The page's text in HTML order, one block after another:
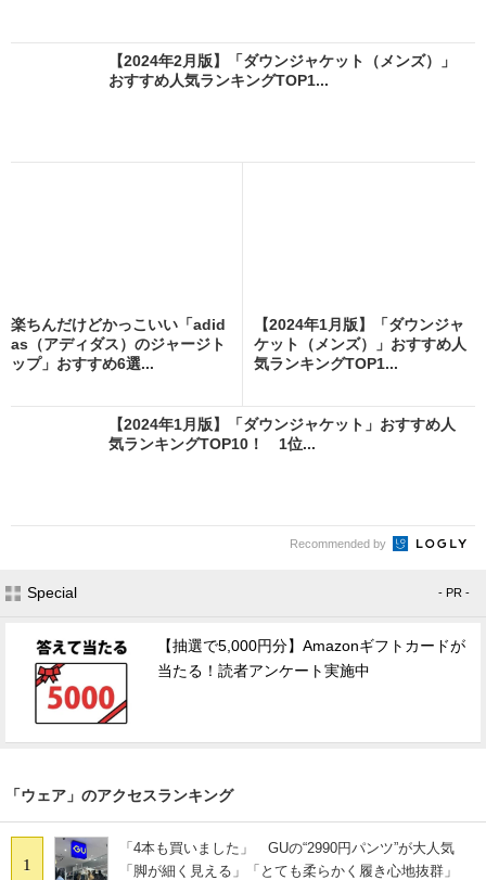
【2024年2月版】「ダウンジャケット（メンズ）」
おすすめ人気ランキングTOP1...
楽ちんだけどかっこいい「adid
as（アディダス）のジャージト
ップ」おすすめ6選...
【2024年1月版】「ダウンジャ
ケット（メンズ）」おすすめ人
気ランキングTOP1...
【2024年1月版】「ダウンジャケット」おすすめ人
気ランキングTOP10！ 1位...
Recommended by
Special - PR -
【抽選で5,000円分】Amazonギフトカードが
当たる！読者アンケート実施中
「ウェア」のアクセスランキング
1
「4本も買いました」 GUの“2990円パンツ”が大人気
「脚が細く見える」「とても柔らかく履き心地抜群」